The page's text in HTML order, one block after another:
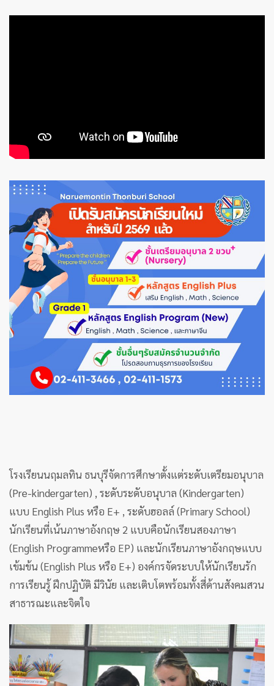
โรงเรียนนฤมลทิน ธนบุรีจัดการศึกษาตั้งแต่ระดับเตรียมอนุบาล
(Pre-kindergarten) , ระดับระดับอนุบาล (Kindergarten)
แบบ English Plus หรือ E+ , ระดับฮอลล์ (Primary School)
นักเรียนที่เน้นภาษาอังกฤษ 2 แบบคือนักเรียนสองภาษา
(English Programmeหรือ EP) และนักเรียนภาษาอังกฤษแบบ
เข้มข้น (English Plus หรือ E+) องค์กรจัดระบบให้นักเรียนรัก
การเรียนรู้ ฝึกปฏิบัติ มีวินัย และเติบโตพร้อมทั้งสี่ด้านสังคมสวน
สาธารณะและจิตใจ